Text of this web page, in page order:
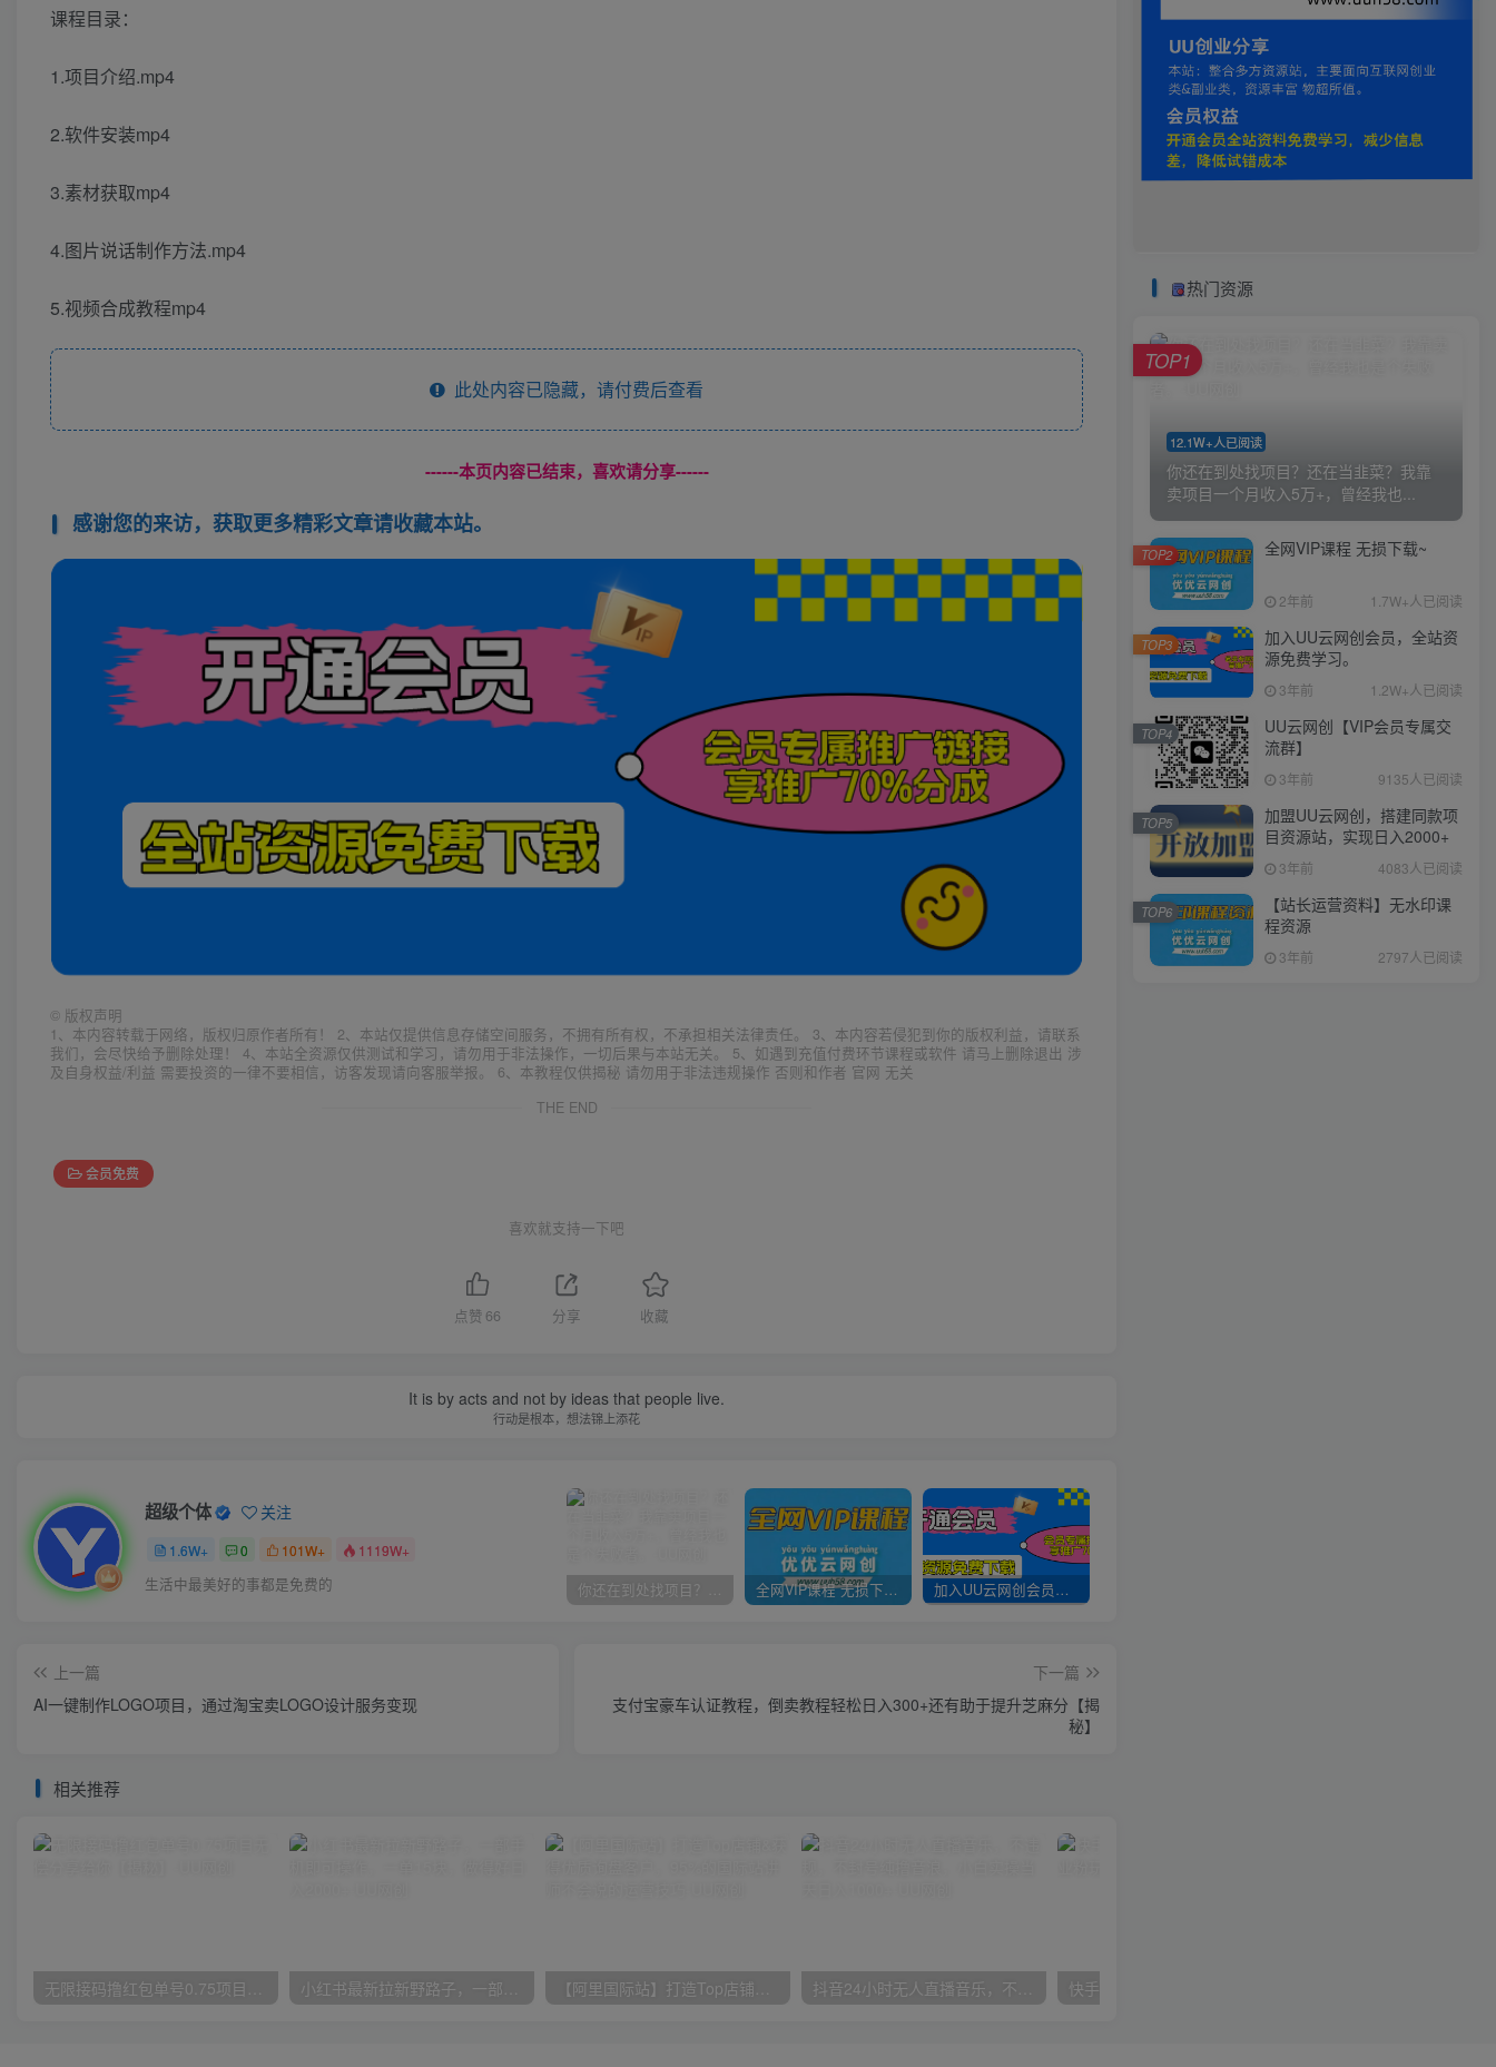
课程目录：
1.项目介绍.mp4
2.软件安装mp4
3.素材获取mp4
4.图片说话制作方法.mp4
5.视频合成教程mp4
此处内容已隐藏，请付费后查看
------本页内容已结束，喜欢请分享------
感谢您的来访，获取更多精彩文章请收藏本站。
© 版权声明
1、本内容转载于网络，版权归原作者所有！ 2、本站仅提供信息存储空间服务，不拥有所有权，不承担相关法律责任。 3、本内容若侵犯到你的版权利益，请联系
我们，会尽快给予删除处理！ 4、本站全资源仅供测试和学习，请勿用于非法操作，一切后果与本站无关。 5、如遇到充值付费环节课程或软件 请马上删除退出 涉
及自身权益/利益 需要投资的一律不要相信，访客发现请向客服举报。 6、本教程仅供揭秘 请勿用于非法违规操作 否则和作者 官网 无关
THE END
会员免费
喜欢就支持一下吧
点赞 66 分享 收藏
It is by acts and not by ideas that people live.
行动是根本，想法锦上添花
超级个体 关注
1.6W+ 0 101W+ 1119W+
生活中最美好的事都是免费的 你还在到处找项目？还在当韭菜？我靠卖项目一个月收入5万+，曾经我也是个失败者。 全网VIP课程 无损下载~ 加入UU云网创会员，全站资源免费学习。
上一篇
AI一键制作LOGO项目，通过淘宝卖LOGO设计服务变现
下一篇
支付宝豪车认证教程，倒卖教程轻松日入300+还有助于提升芝麻分【揭
秘】
相关推荐
无限接码撸红包单号0.75项目无偿分享给你【揭秘】 小红书最新拉新野路子，一部手机即可操作，一单15块，做得好日入2000+ 【阿里国际站】打造Top店铺&获得优质询盘客户，​95%的国际站讲师不会说的运营技巧 抖音24小时无人直播音乐，不违规，不封号纯撸音浪，小白实操当天日入1000+
热门资源
12.1W+人已阅读
你还在到处找项目？还在当韭菜？我靠
卖项目一个月收入5万+，曾经我也...
TOP1
全网VIP课程 无损下载~
2年前 1.7W+人已阅读
TOP2
加入UU云网创会员，全站资
源免费学习。
3年前 1.2W+人已阅读
TOP3
UU云网创【VIP会员专属交
流群】
3年前 9135人已阅读
TOP4
加盟UU云网创，搭建同款项
目资源站，实现日入2000+
3年前 4083人已阅读
TOP5
【站长运营资料】无水印课
程资源
3年前 2797人已阅读
TOP6